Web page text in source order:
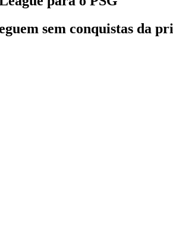
sem conquistas da